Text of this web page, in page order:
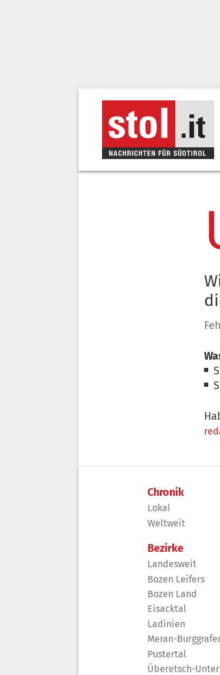
Chronik
Lokal
Weltweit
Bezirke
Landesweit
Bozen Leifers
Bozen Land
Eisacktal
Ladinien
Meran-
Pustertal
Überetsch-